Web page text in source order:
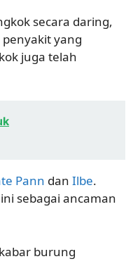
secara daring,
yang
juga telah
Pann dan Ilbe.
sebagai ancaman
burung